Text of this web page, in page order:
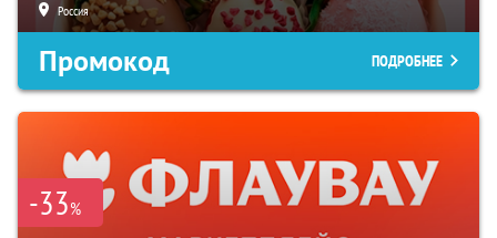
Россия
Промокод ПОДРОБНЕЕ
-33%